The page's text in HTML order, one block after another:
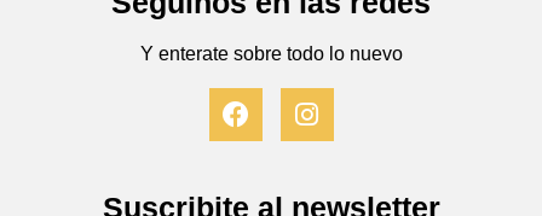
Y enterate sobre todo lo nuevo
F
a
c
b
I
n
s
a
Suscribite al newsletter